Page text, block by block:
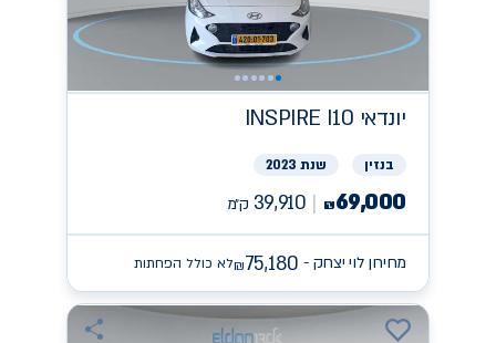
יונדאי INSPIRE I10
בנזין שנת 2023
₪69,000
39,910 ק״מ
מחירון לוי יצחק - ₪75,180 לא כולל הפחתות